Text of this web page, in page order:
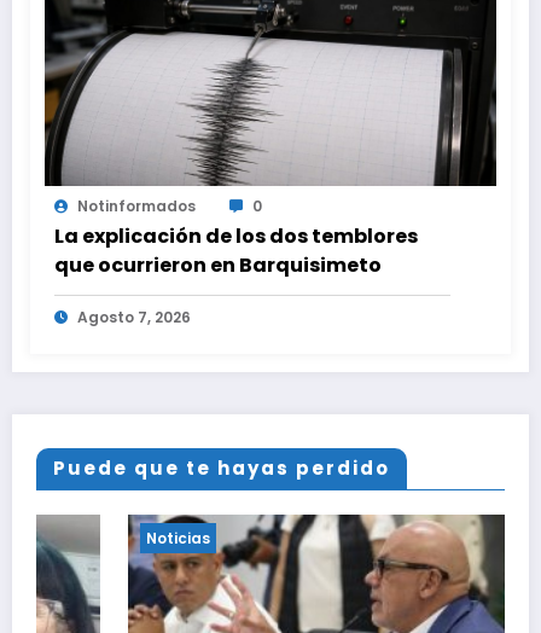
Notinformados 0
La explicación de los dos temblores
que ocurrieron en Barquisimeto
Agosto 7, 2026
Puede que te hayas perdido
Noticias